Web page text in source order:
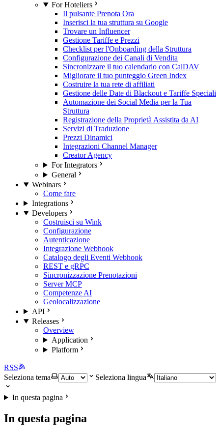
For Hoteliers
Il pulsante Prenota Ora
Inserisci la tua struttura su Google
Trovare un Influencer
Gestione Tariffe e Prezzi
Checklist per l'Onboarding della Struttura
Configurazione dei Canali di Vendita
Sincronizzare il tuo calendario con CalDAV
Migliorare il tuo punteggio Green Index
Costruire la tua rete di affiliati
Gestione delle Date di Blackout e Tariffe Speciali
Automazione dei Social Media per la Tua
Struttura
Registrazione della Proprietà Assistita da AI
Servizi di Traduzione
Prezzi Dinamici
Integrazioni Channel Manager
Creator Agency
For Integrators
General
Webinars
Come fare
Integrations
Developers
Costruisci su Wink
Configurazione
Autenticazione
Integrazione Webhook
Catalogo degli Eventi Webhook
REST e gRPC
Sincronizzazione Prenotazioni
Server MCP
Competenze AI
Geolocalizzazione
API
Releases
Overview
Application
Platform
RSS
Seleziona tema
Seleziona lingua
In questa pagina
In questa pagina